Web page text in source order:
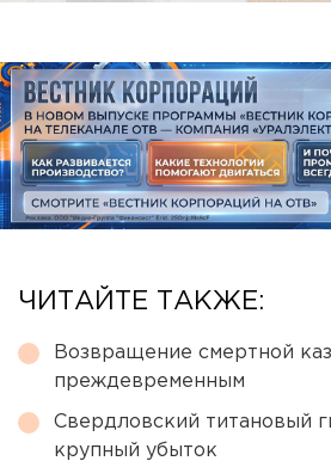
ЧИТАЙТЕ ТАКЖЕ:
Возвращение смертной
преждевременным
Свердловский титановый
крупный убыток